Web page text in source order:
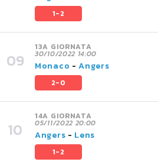
1-2
13A GIORNATA
30/10/2022 14:00
Monaco -Angers
2-0
14A GIORNATA
05/11/2022 20:00
Angers - Lens
1-2